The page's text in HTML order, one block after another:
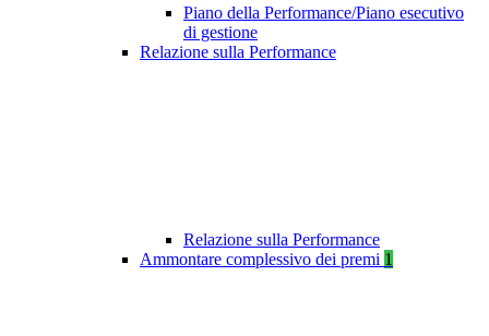
Piano della Performance/Piano esecutivo
di gestione
Relazione sulla Performance
Relazione sulla Performance
Ammontare complessivo dei premi 1